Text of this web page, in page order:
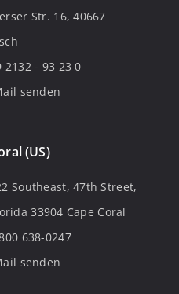
Str. 16, 40667
2132 - 93 23 0
senden
(US)
Southeast, 47th Street,
33904 Cape Coral
638-0247
senden